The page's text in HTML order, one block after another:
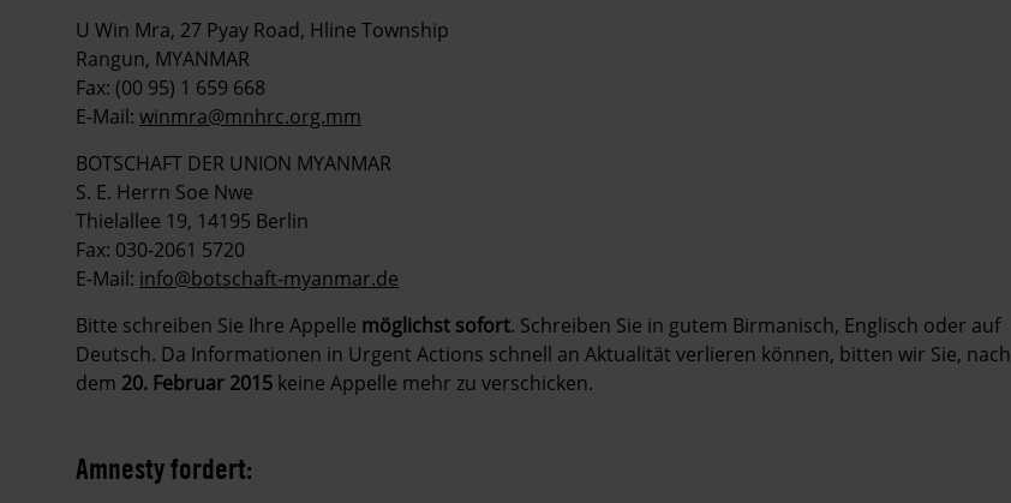
U Win Mra, 27 Pyay Road, Hline Township
Rangun, MYANMAR
Fax: (00 95) 1 659 668
E-Mail: winmra@mnhrc.org.mm
BOTSCHAFT DER UNION MYANMAR
S. E. Herrn Soe Nwe
Thielallee 19, 14195 Berlin
Fax: 030-2061 5720
E-Mail: info@botschaft-myanmar.de
Bitte schreiben Sie Ihre Appelle möglichst sofort. Schreiben Sie in gutem Birmanisch, Englisch oder auf
Deutsch. Da Informationen in Urgent Actions schnell an Aktualität verlieren können, bitten wir Sie, nach
dem 20. Februar 2015 keine Appelle mehr zu verschicken.
Amnesty fordert: